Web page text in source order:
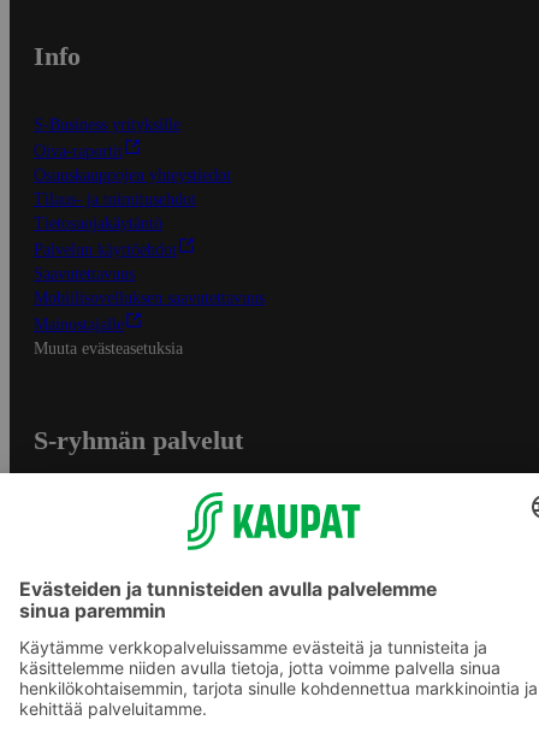
Info
S-Business yrityksille
Oiva-raportit
Osuuskauppojen yhteystiedot
Tilaus- ja toimitusehdot
Tietosuojakäytäntö
Palvelun käyttöehdot
Saavutettavuus
Mobiilisovelluksen saavutettavuus
Mainostajalle
Muuta evästeasetuksia
S-ryhmän palvelut
S-ostoslista -sovellus
Prisma.fi
Sokos.fi
S-Pankki
Yhteishyvä
Sokos Hotels